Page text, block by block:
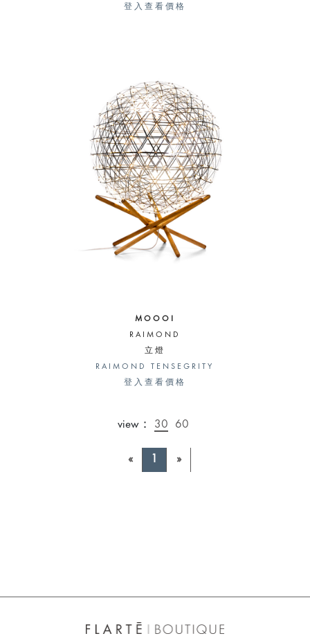
登入查看價格
MOOOI
RAIMOND
立燈
RAIMOND TENSEGRITY
登入查看價格
view： 30 60
« »